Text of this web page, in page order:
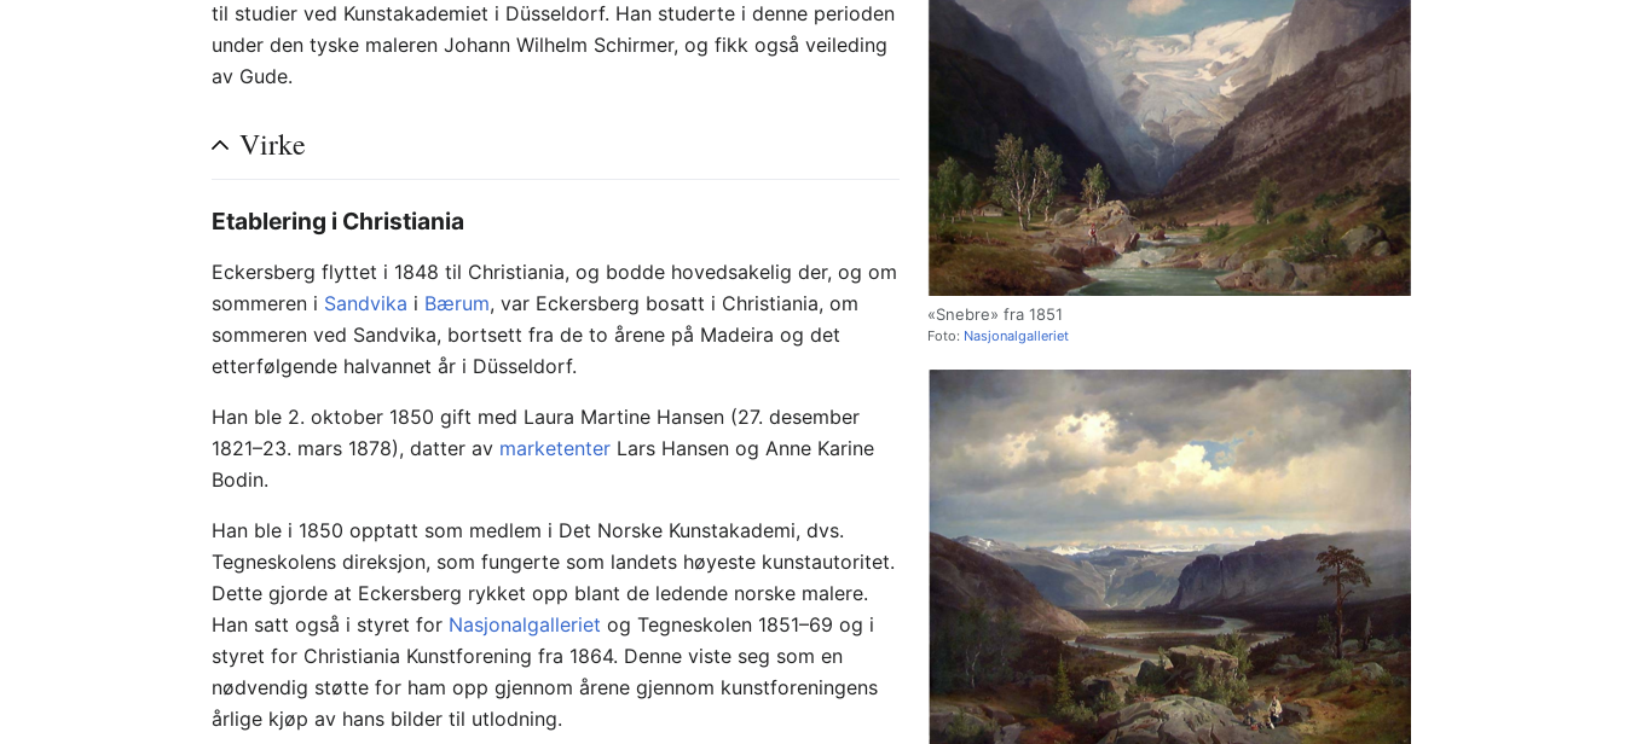
«Snebre» fra 1851
Foto: Nasjonalgalleriet
til studier ved Kunstakademiet i Düsseldorf. Han studerte i denne perioden
under den tyske maleren Johann Wilhelm Schirmer, og fikk også veileding
av Gude.
Virke
Etablering i Christiania
Eckersberg flyttet i 1848 til Christiania, og bodde hovedsakelig der, og om
sommeren i Sandvika i Bærum, var Eckersberg bosatt i Christiania, om
sommeren ved Sandvika, bortsett fra de to årene på Madeira og det
etterfølgende halvannet år i Düsseldorf.
Han ble 2. oktober 1850 gift med Laura Martine Hansen (27. desember
1821–23. mars 1878), datter av marketenter Lars Hansen og Anne Karine
Bodin.
Han ble i 1850 opptatt som medlem i Det Norske Kunstakademi, dvs.
Tegneskolens direksjon, som fungerte som landets høyeste kunstautoritet.
Dette gjorde at Eckersberg rykket opp blant de ledende norske malere.
Han satt også i styret for Nasjonalgalleriet og Tegneskolen 1851–69 og i
styret for Christiania Kunstforening fra 1864. Denne viste seg som en
nødvendig støtte for ham opp gjennom årene gjennom kunstforeningens
årlige kjøp av hans bilder til utlodning.